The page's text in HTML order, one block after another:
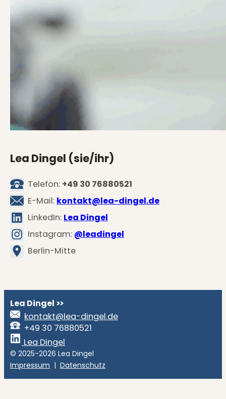
Lea Dingel (sie/ihr)
Telefon: +49 30 76880521
E-Mail: kontakt@lea-dingel.de
LinkedIn: Lea Dingel
Instagram: @leadingel
Berlin-Mitte
Lea Dingel >>
kontakt@lea-dingel.de
+49 30 76880521
Lea Dingel
© 2025-2026 Lea Dingel
Impressum | Datenschutz